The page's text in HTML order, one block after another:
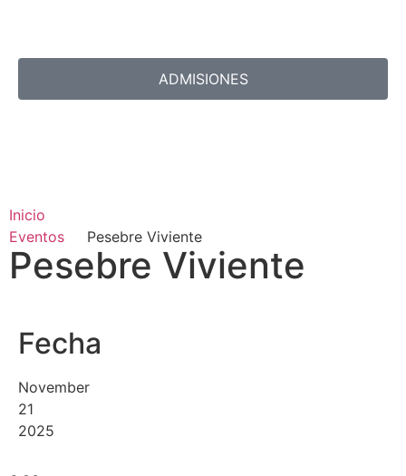
ADMISIONES
Inicio
Eventos
Pesebre Viviente
Pesebre Viviente
Fecha
November
21
2025